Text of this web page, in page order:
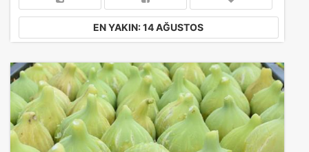
EN YAKIN: 14 AĞUSTOS